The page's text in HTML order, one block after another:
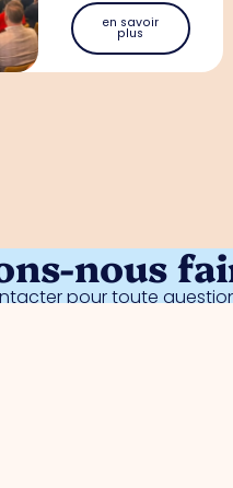
en savoir
plus
nous
pour toute